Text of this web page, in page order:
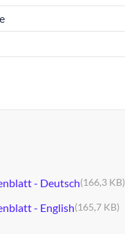
- Deutsch(166,3 KB)
- English(165,7 KB)